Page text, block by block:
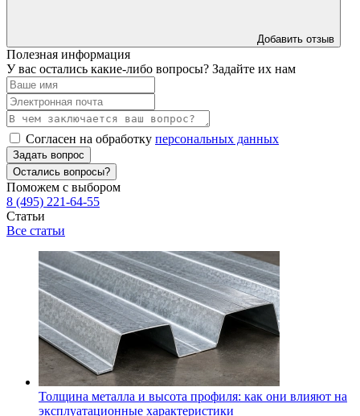
Добавить отзыв
Полезная информация
У вас остались какие-либо вопросы? Задайте их нам
Согласен на обработку персональных данных
Задать вопрос
Остались вопросы?
Поможем с выбором
8 (495) 221-64-55
Статьи
Все статьи
Толщина металла и высота профиля: как они влияют на
эксплуатационные характеристики